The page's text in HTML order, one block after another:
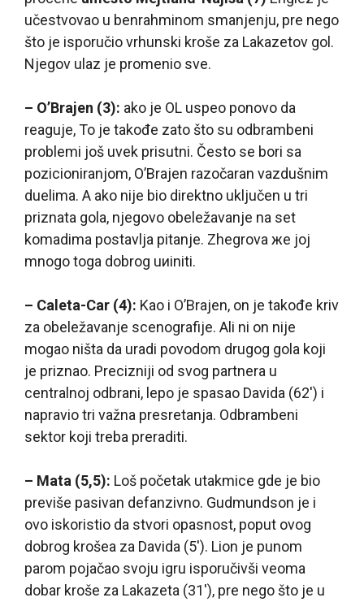
učestvovao u benrahminom smanjenju, pre nego
što je isporučio vrhunski kroše za Lakazetov gol.
Njegov ulaz je promenio sve.
– O’Brajen (3): ako je OL uspeo ponovo da
reaguje, To je takođe zato što su odbrambeni
problemi još uvek prisutni. Često se bori sa
pozicioniranjom, O’Brajen razočaran vazdušnim
duelima. A ako nije bio direktno uključen u tri
priznata gola, njegovo obeležavanje na set
komadima postavlja pitanje. Zhegrova жe joj
mnogo toga dobrog uиiniti.
– Caleta-Car (4): Kao i O’Brajen, on je takođe kriv
za obeležavanje scenografije. Ali ni on nije
mogao ništa da uradi povodom drugog gola koji
je priznao. Precizniji od svog partnera u
centralnoj odbrani, lepo je spasao Davida (62′) i
napravio tri važna presretanja. Odbrambeni
sektor koji treba preraditi.
– Mata (5,5): Loš početak utakmice gde je bio
previše pasivan defanzivno. Gudmundson je i
ovo iskoristio da stvori opasnost, poput ovog
dobrog krošea za Davida (5′). Lion je punom
parom pojačao svoju igru isporučivši veoma
dobar kroše za Lakazeta (31′), pre nego što je u